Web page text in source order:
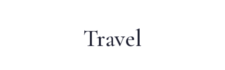
Informations pratiques
Travel